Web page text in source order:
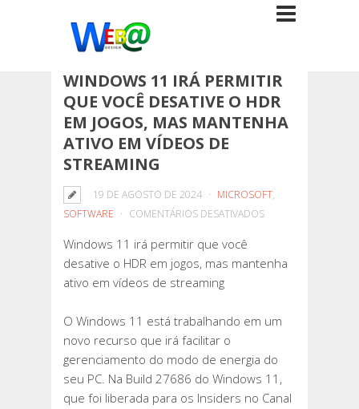
WINDOWS 11 IRÁ PERMITIR
QUE VOCÊ DESATIVE O HDR
EM JOGOS, MAS MANTENHA
ATIVO EM VÍDEOS DE
STREAMING
19 DE AGOSTO DE 2024 MICROSOFT,
SOFTWARE
COMENTÁRIOS DESATIVADOSEM
IRÁ
VOCÊ
O
HDR
EM
Windows 11 irá permitir que você
desative o HDR em jogos, mas mantenha
ativo em vídeos de streaming
O Windows 11 está trabalhando em um
novo recurso que irá facilitar o
gerenciamento do modo de energia do
seu PC. Na Build 27686 do Windows 11,
que foi liberada para os Insiders no Canal